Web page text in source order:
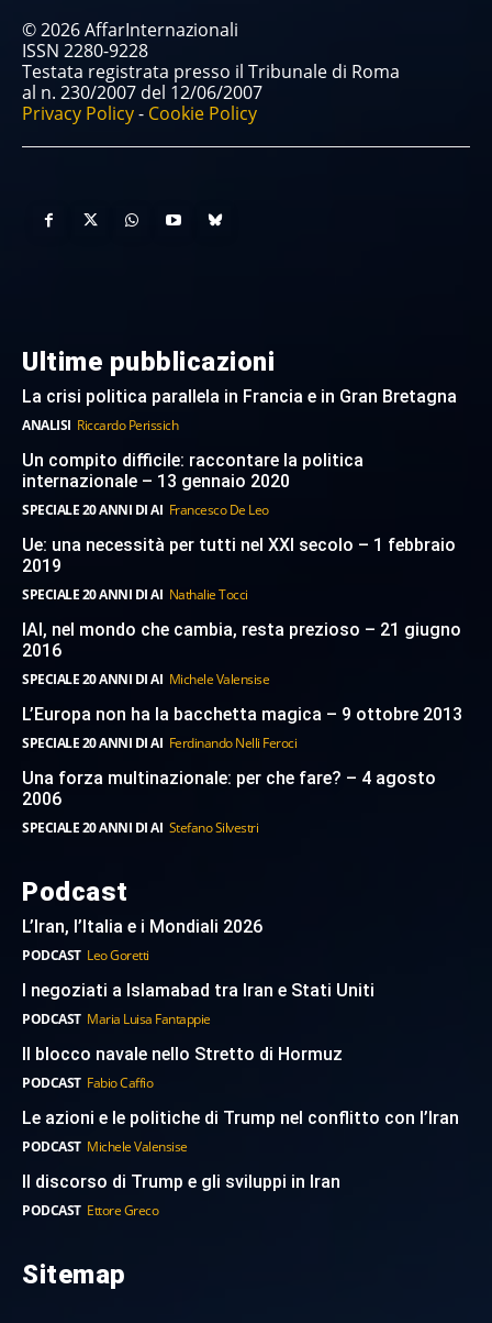
© 2026 AffarInternazionali
ISSN 2280-9228
Testata registrata presso il Tribunale di Roma
al n. 230/2007 del 12/06/2007
Privacy Policy- Cookie Policy
Ultime pubblicazioni
La crisi politica parallela in Francia e in Gran Bretagna
ANALISI Riccardo Perissich
Un compito difficile: raccontare la politica
internazionale – 13 gennaio 2020
SPECIALE 20 ANNI DI AI Francesco De Leo
Ue: una necessità per tutti nel XXI secolo – 1 febbraio
2019
SPECIALE 20 ANNI DI AI Nathalie Tocci
IAI, nel mondo che cambia, resta prezioso – 21 giugno
2016
SPECIALE 20 ANNI DI AI Michele Valensise
L’Europa non ha la bacchetta magica – 9 ottobre 2013
SPECIALE 20 ANNI DI AI Ferdinando Nelli Feroci
Una forza multinazionale: per che fare? – 4 agosto
2006
SPECIALE 20 ANNI DI AI Stefano Silvestri
Podcast
L’Iran, l’Italia e i Mondiali 2026
PODCAST Leo Goretti
I negoziati a Islamabad tra Iran e Stati Uniti
PODCAST Maria Luisa Fantappie
Il blocco navale nello Stretto di Hormuz
PODCAST Fabio Caffio
Le azioni e le politiche di Trump nel conflitto con l’Iran
PODCAST Michele Valensise
Il discorso di Trump e gli sviluppi in Iran
PODCAST Ettore Greco
Sitemap